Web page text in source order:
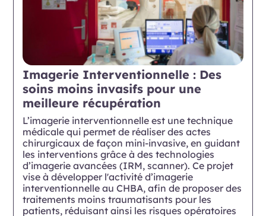
Imagerie Interventionnelle : Des
soins moins invasifs pour une
meilleure récupération
L’imagerie interventionnelle est une technique
médicale qui permet de réaliser des actes
chirurgicaux de façon mini-invasive, en guidant
les interventions grâce à des technologies
d’imagerie avancées (IRM, scanner). Ce projet
vise à développer l'activité d’imagerie
interventionnelle au CHBA, afin de proposer des
traitements moins traumatisants pour les
patients, réduisant ainsi les risques opératoires